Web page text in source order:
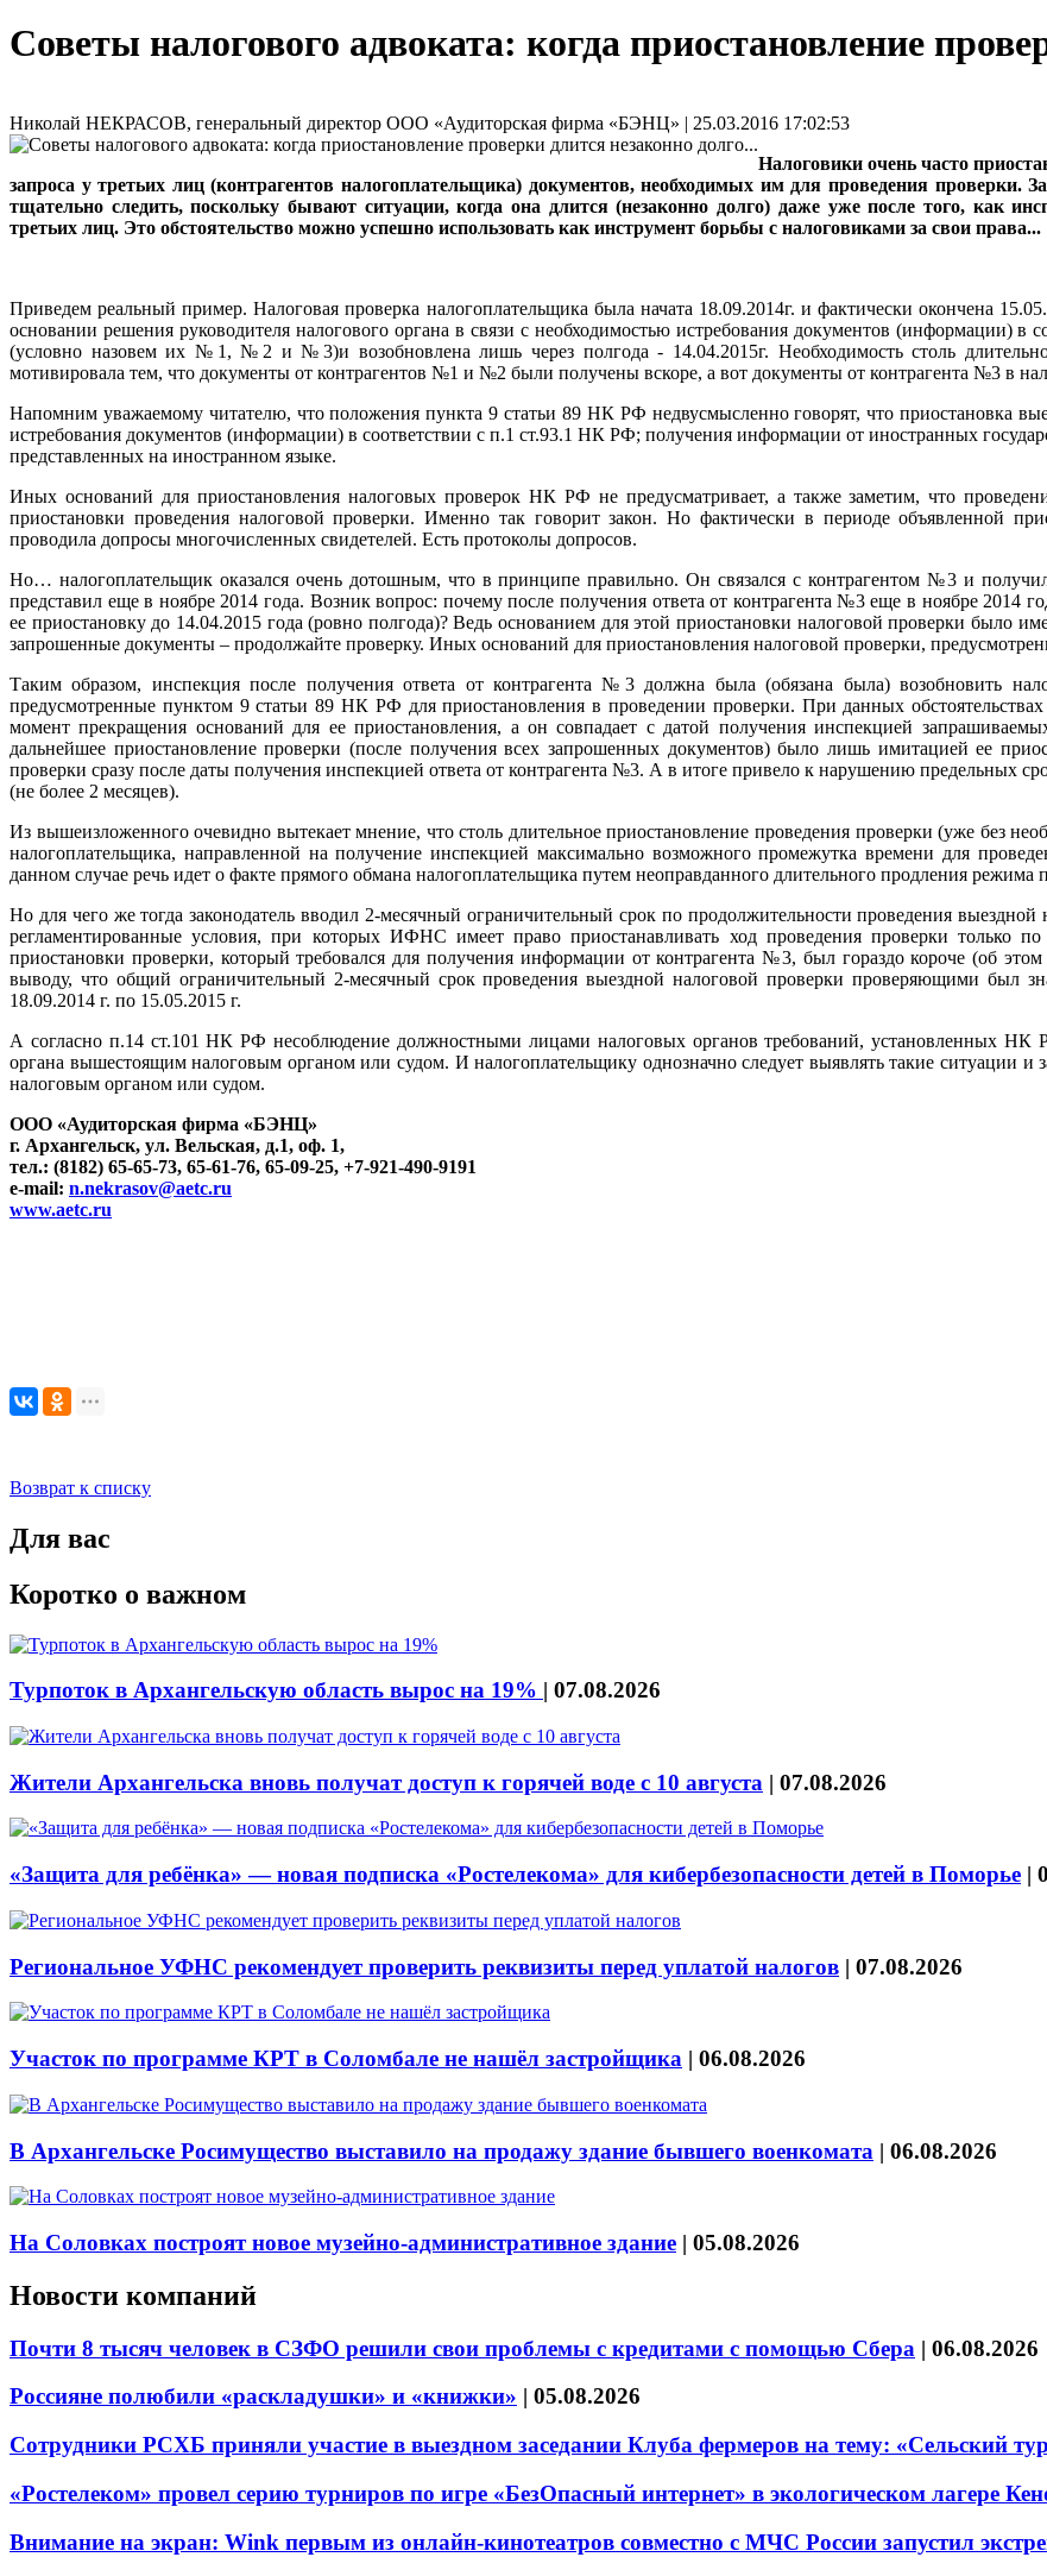
Советы налогового адвоката: когда приостановление
Николай НЕКРАСОВ, генеральный директор ООО «Аудиторская фирма «БЭНЦ» | 25.03.2016 17:02:53
Налоговики очень часто
запроса у третьих лиц (контрагентов налогоплательщика) документов, необходимых им для проведения проверки.
тщательно следить, поскольку бывают ситуации, когда она длится (незаконно долго) даже уже после того, как
третьих лиц. Это обстоятельство можно успешно использовать как инструмент борьбы с налоговиками за свои права...
Приведем реальный пример. Налоговая проверка налогоплательщика была начата 18.09.2014г. и фактически окончена
основании решения руководителя налогового органа в связи с необходимостью истребования документов (информации) в
(условно назовем их №1, №2 и №3)и возобновлена лишь через полгода - 14.04.2015г. Необходимость столь
мотивировала тем, что документы от контрагентов №1 и №2 были получены вскоре, а вот документы от контрагента №3 в
Напомним уважаемому читателю, что положения пункта 9 статьи 89 НК РФ недвусмысленно говорят, что приостановка
истребования документов (информации) в соответствии с п.1 ст.93.1 НК РФ; получения информации от иностранных
представленных на иностранном языке.
Иных оснований для приостановления налоговых проверок НК РФ не предусматривает, а также заметим, что
приостановки проведения налоговой проверки. Именно так говорит закон. Но фактически в периоде объявленной
проводила допросы многочисленных свидетелей. Есть протоколы допросов.
Но… налогоплательщик оказался очень дотошным, что в принципе правильно. Он связался с контрагентом №3 и
представил еще в ноябре 2014 года. Возник вопрос: почему после получения ответа от контрагента №3 еще в ноябре 2014
ее приостановку до 14.04.2015 года (ровно полгода)? Ведь основанием для этой приостановки налоговой проверки было
запрошенные документы – продолжайте проверку. Иных оснований для приостановления налоговой проверки,
Таким образом, инспекция после получения ответа от контрагента №3 должна была (обязана была) возобновить
предусмотренные пунктом 9 статьи 89 НК РФ для приостановления в проведении проверки. При данных обстоятельствах
момент прекращения оснований для ее приостановления, а он совпадает с датой получения инспекцией
дальнейшее приостановление проверки (после получения всех запрошенных документов) было лишь имитацией ее
проверки сразу после даты получения инспекцией ответа от контрагента №3. А в итоге привело к нарушению предельных
(не более 2 месяцев).
Из вышеизложенного очевидно вытекает мнение, что столь длительное приостановление проведения проверки (уже без
налогоплательщика, направленной на получение инспекцией максимально возможного промежутка времени для
данном случае речь идет о факте прямого обмана налогоплательщика путем неоправданного длительного продления
Но для чего же тогда законодатель вводил 2-месячный ограничительный срок по продолжительности проведения выездной
регламентированные условия, при которых ИФНС имеет право приостанавливать ход проведения проверки только
приостановки проверки, который требовался для получения информации от контрагента №3, был гораздо короче (об
выводу, что общий ограничительный 2-месячный срок проведения выездной налоговой проверки проверяющими был
18.09.2014 г. по 15.05.2015 г.
А согласно п.14 ст.101 НК РФ несоблюдение должностными лицами налоговых органов требований, установленных НК
органа вышестоящим налоговым органом или судом. И налогоплательщику однозначно следует выявлять такие ситуации
налоговым органом или судом.
ООО «Аудиторская фирма «БЭНЦ»
г. Архангельск, ул. Вельская, д.1, оф. 1,
тел.: (8182) 65-65-73, 65-61-76, 65-09-25, +7-921-490-9191
e-mail: n.nekrasov@aetc.ru
www.aetc.ru
Возврат к списку
Для вас
Коротко о важном
Турпоток в Архангельскую область вырос на 19% | 07.08.2026
Жители Архангельска вновь получат доступ к горячей воде с 10 августа | 07.08.2026
«Защита для ребёнка» — новая подписка «Ростелекома» для кибербезопасности детей в Поморье |
Региональное УФНС рекомендует проверить реквизиты перед уплатой налогов | 07.08.2026
Участок по программе КРТ в Соломбале не нашёл застройщика | 06.08.2026
В Архангельске Росимущество выставило на продажу здание бывшего военкомата | 06.08.2026
На Соловках построят новое музейно-административное здание | 05.08.2026
Новости компаний
Почти 8 тысяч человек в СЗФО решили свои проблемы с кредитами с помощью Сбера | 06.08.2026
Россияне полюбили «раскладушки» и «книжки» | 05.08.2026
Сотрудники РСХБ приняли участие в выездном заседании Клуба фермеров на тему: «Сельский
«Ростелеком» провел серию турниров по игре «БезОпасный интернет» в экологическом лагере
Внимание на экран: Wink первым из онлайн-кинотеатров совместно с МЧС России запустил